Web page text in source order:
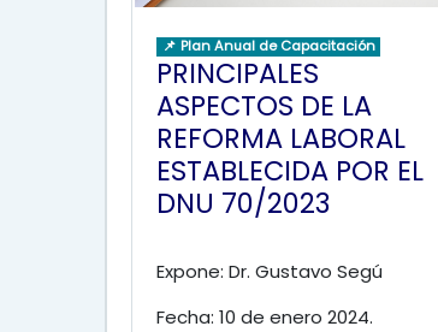
📌 Plan Anual de Capacitación
PRINCIPALES
ASPECTOS DE LA
REFORMA LABORAL
ESTABLECIDA POR EL
DNU 70/2023
Expone: Dr. Gustavo Segú
Fecha: 10 de enero 2024.